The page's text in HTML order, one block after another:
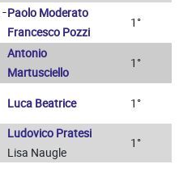
-Paolo Moderato
Francesco Pozzi
1°
Antonio
Martusciello
1°
Luca Beatrice 1°
Ludovico Pratesi
Lisa Naugle
1°